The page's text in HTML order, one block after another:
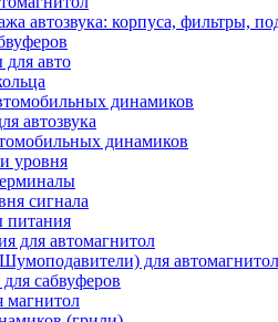
автозвука: корпуса, фильтры,
для авто
динамиков
автозвука
динамиков
уровня
сигнала
питания
для автомагнитол
для автомагнитол
сабвуферов